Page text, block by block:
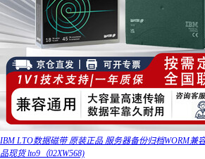
IBM LTO数据磁带 原装正品 服务器备份归档WORM兼
品现货 lto9（02XW568)